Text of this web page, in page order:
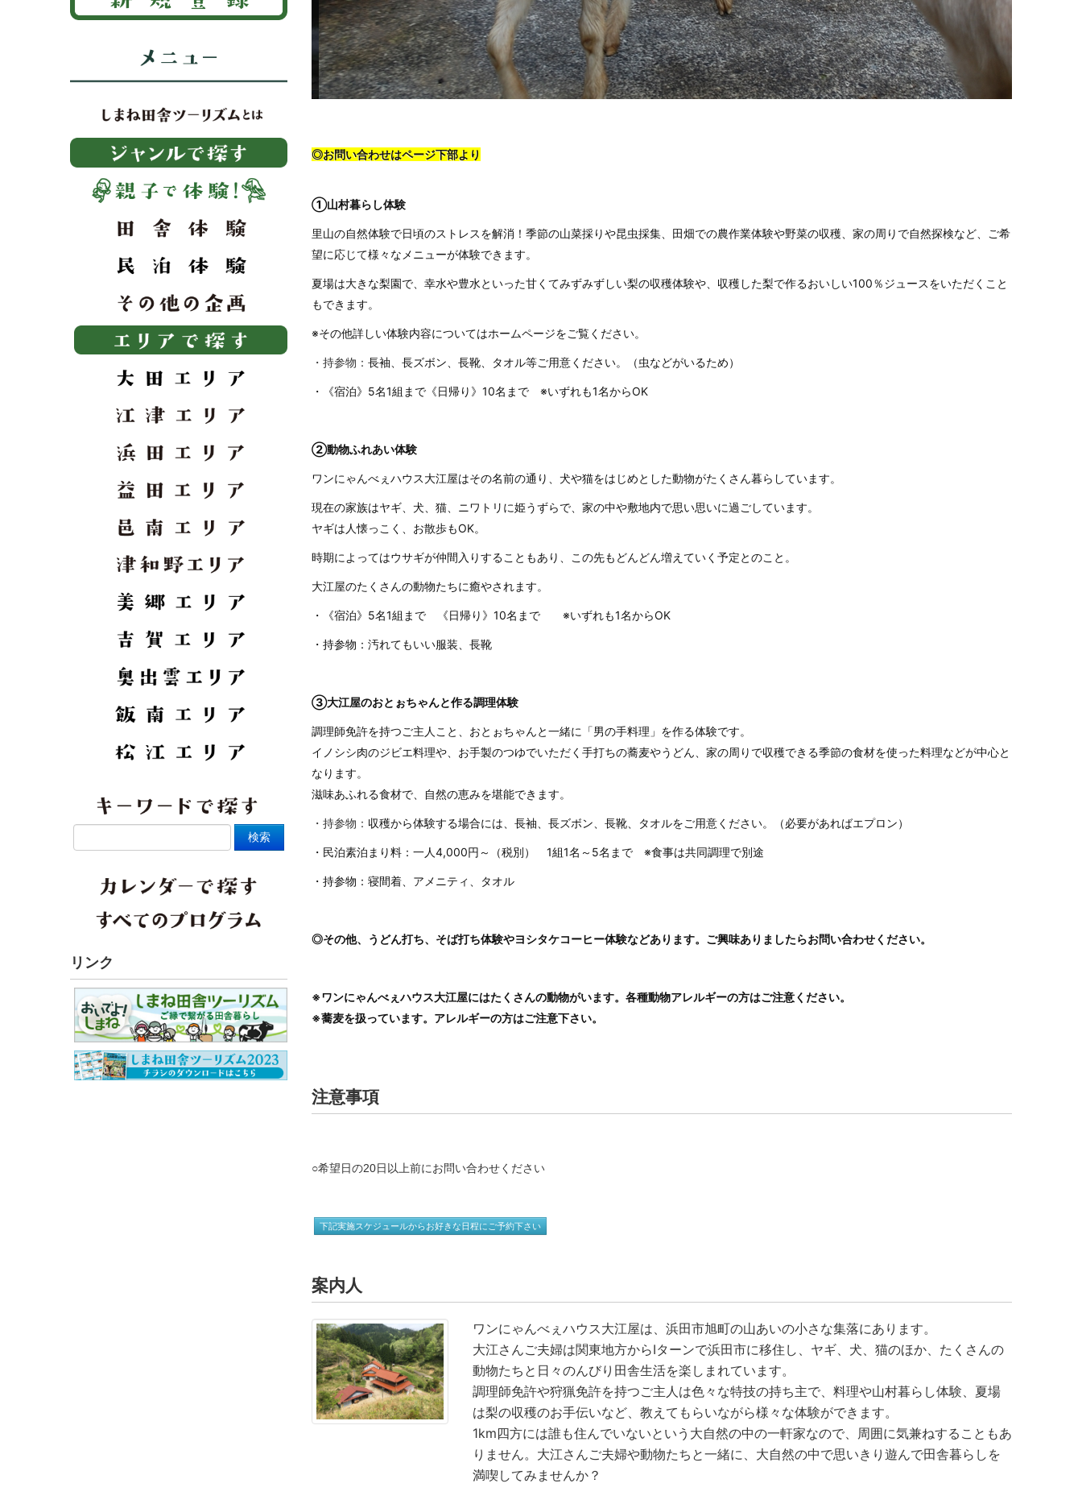
リンク
◎お問い合わせはページ下部より
①山村暮らし体験
里山の自然体験で日頃のストレスを解消！季節の山菜採りや昆虫採集、田畑での農作業体験や野菜の収穫、家の周りで自然探検など、ご希
望に応じて様々なメニューが体験できます。
夏場は大きな梨園で、幸水や豊水といった甘くてみずみずしい梨の収穫体験や、収穫した梨で作るおいしい100％ジュースをいただくこと
もできます。
※その他詳しい体験内容についてはホームページをご覧ください。
・持参物： 長袖、長ズボン、長靴、タオル等ご用意ください。 （虫などがいるため）
・ 《宿泊》5名1組まで 《日帰り》10名まで ※いずれも1名からOK
②動物ふれあい体験
ワンにゃんべぇハウス大江屋はその名前の通り、犬や猫をはじめとした動物がたくさん暮らしています。
現在の家族はヤギ、犬、猫、ニワトリに姫うずらで、家の中や敷地内で思い思いに過ごしています。
ヤギは人懐っこく、お散歩もOK。
時期によってはウサギが仲間入りすることもあり、この先もどんどん増えていく予定とのこと。
大江屋のたくさんの動物たちに癒やされます。
・ 《宿泊》5名1組まで 《日帰り》10名まで ※いずれも1名からOK
・持参物： 汚れてもいい服装、長靴
③大江屋のおとぉちゃんと作る調理体験
調理師免許を持つご主人こと、おとぉちゃんと一緒に「男の手料理」を作る体験です。
イノシシ肉のジビエ料理や、お手製のつゆでいただく手打ちの蕎麦やうどん、家の周りで収穫できる季節の食材を使った料理などが中心と
なります。
滋味あふれる食材で、自然の恵みを堪能できます。
・持参物： 収穫から体験する場合には、長袖、長ズボン、長靴、タオルをご用意ください。 （必要があればエプロン）
・民泊素泊まり料：一人4,000円～（税別） 1組1名～5名まで ※食事は共同調理で別途
・持参物：寝間着、アメニティ、タオル
◎その他、うどん打ち、そば打ち体験やヨシタケコーヒー体験などあります。ご興味ありましたらお問い合わせください。
※ワンにゃんべぇハウス大江屋にはたくさんの動物がいます。各種動物アレルギーの方はご注意ください。
※蕎麦を扱っています。アレルギーの方はご注意下さい。
注意事項
○希望日の20日以上前にお問い合わせください
下記実施スケジュールからお好きな日程にご予約下さい
案内人
ワンにゃんべぇハウス大江屋は、浜田市旭町の山あいの小さな集落にあります。
大江さんご夫婦は関東地方からIターンで浜田市に移住し、ヤギ、犬、猫のほか、たくさんの
動物たちと日々のんびり田舎生活を楽しまれています。
調理師免許や狩猟免許を持つご主人は色々な特技の持ち主で、料理や山村暮らし体験、夏場
は梨の収穫のお手伝いなど、教えてもらいながら様々な体験ができます。
1km四方には誰も住んでいないという大自然の中の一軒家なので、周囲に気兼ねすることもあ
りません。大江さんご夫婦や動物たちと一緒に、大自然の中で思いきり遊んで田舎暮らしを
満喫してみませんか？